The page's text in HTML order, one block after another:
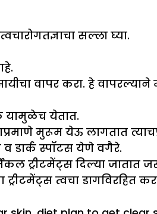
सल्ला घ्या.
वापर करा. हे वापरल्याने
यामुळेच येतात.
मुरूम येऊ लागतात
डार्क स्पॉटस येणे वगैरे.
ट्रीटमेंट्स दिल्या जातात
ट्रीटमेंट्स त्वचा